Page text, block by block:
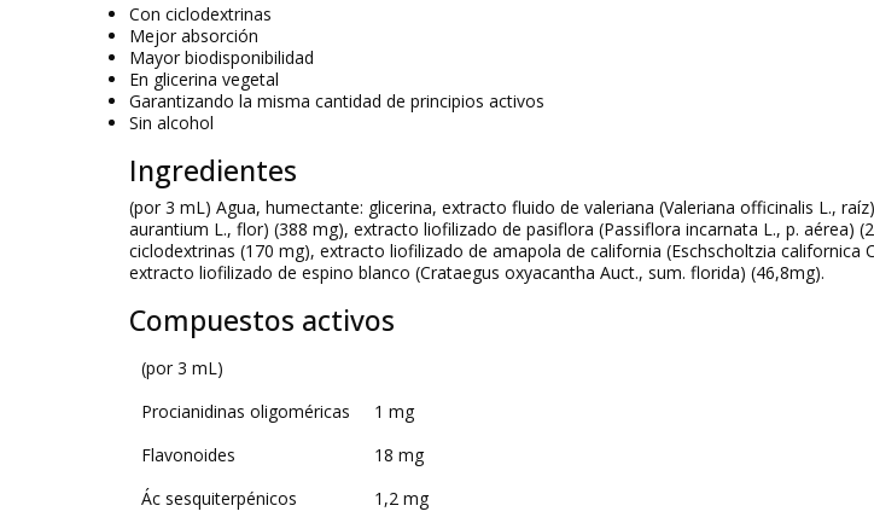
Con ciclodextrinas
Mejor absorción
Mayor biodisponibilidad
En glicerina vegetal
Garantizando la misma cantidad de principios activos
Sin alcohol
Ingredientes
(por 3 mL) Agua, humectante: glicerina, extracto fluido de valeriana (Valeriana officinalis L.,
aurantium L., flor) (388 mg), extracto liofilizado de pasiflora (Passiflora incarnata L., p. aérea)
ciclodextrinas (170 mg), extracto liofilizado de amapola de california (Eschscholtzia californica
extracto liofilizado de espino blanco (Crataegus oxyacantha Auct., sum. florida) (46,8mg).
Compuestos activos
(por 3 mL)
Procianidinas oligoméricas
1 mg
Flavonoides
18 mg
Ác sesquiterpénicos
1,2 mg